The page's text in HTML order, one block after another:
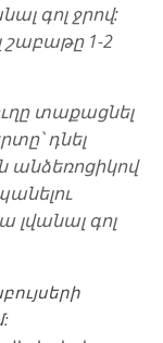
գոլ ջրով:
1-2
տաքացնել
դնել
անձեռոցիկով
լվանալ գոլ